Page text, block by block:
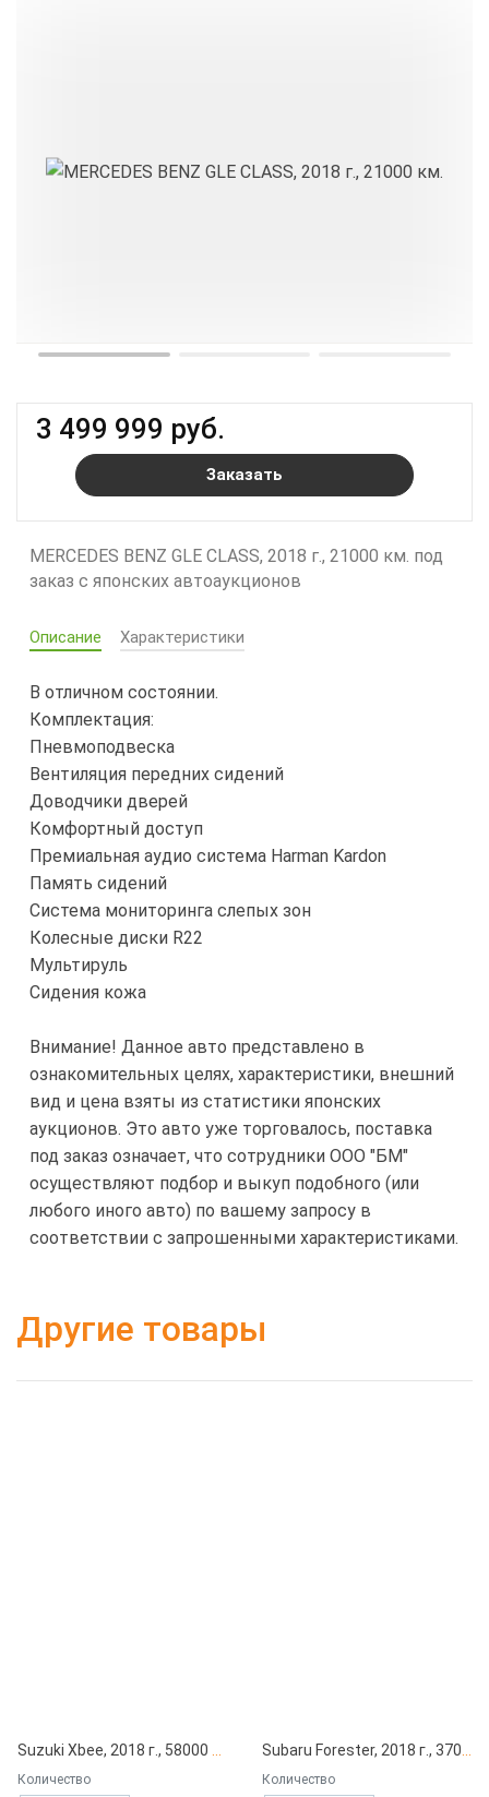
3 499 999 руб.
Заказать
MERCEDES BENZ GLE CLASS, 2018 г., 21000 км. под
заказ с японских автоаукционов
Описание Характеристики
В отличном состоянии.
Комплектация:
Пневмоподвеска
Вентиляция передних сидений
Доводчики дверей
Комфортный доступ
Премиальная аудио система Harman Kardon
Память сидений
Система мониторинга слепых зон
Колесные диски R22
Мультируль
Сидения кожа
Внимание! Данное авто представлено в
ознакомительных целях, характеристики, внешний
вид и цена взяты из статистики японских
аукционов. Это авто уже торговалось, поставка
под заказ означает, что сотрудники ООО "БМ"
осуществляют подбор и выкуп подобного (или
любого иного авто) по вашему запросу в
соответствии с запрошенными характеристиками.
Другие товары
Количество Количество